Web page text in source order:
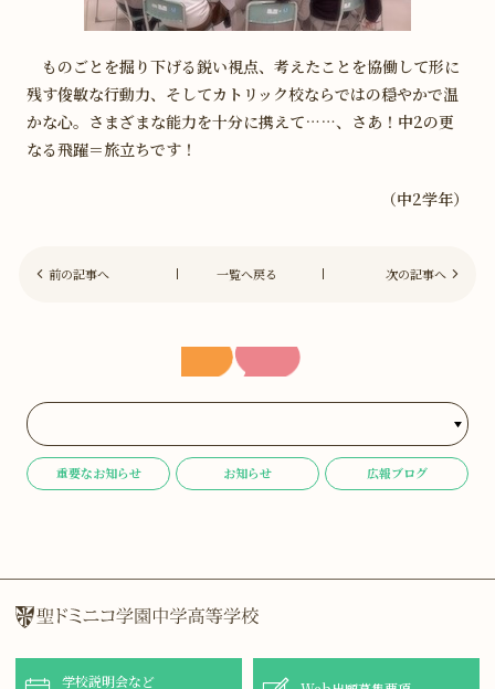
ものごとを掘り下げる鋭い視点、考えたことを協働して形に
残す俊敏な行動力、そしてカトリック校ならではの穏やかで温
かな心。さまざまな能力を十分に携えて……、さあ！中2の更
なる飛躍＝旅立ちです！
（中2学年）
前の記事へ 一覧へ戻る 次の記事へ
重要なお知らせ お知らせ 広報ブログ
学校説明会など